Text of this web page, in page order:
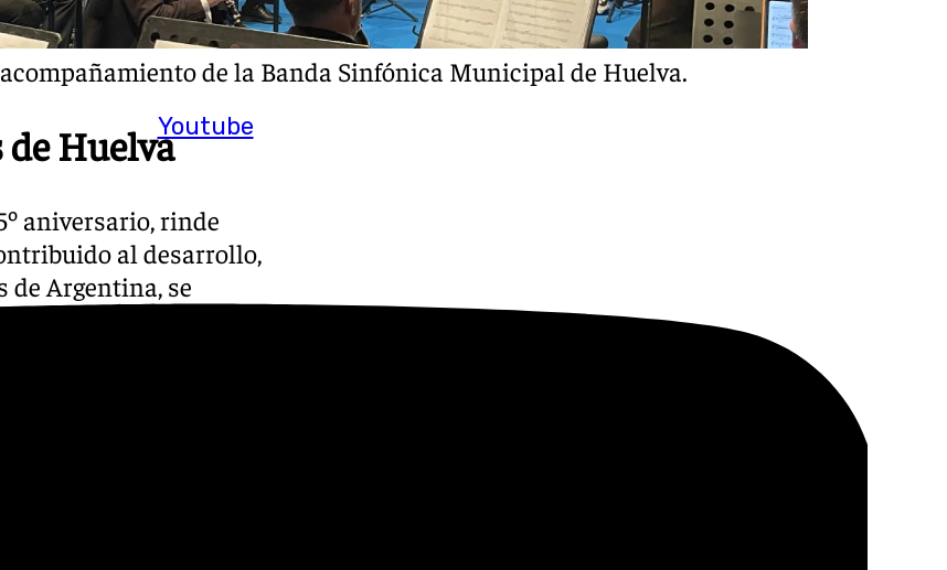
Youtube
de la Banda Sinfónica Municipal de Huelva.
de Huelva
aniversario, rinde
al desarrollo,
de Argentina, se
póstumo, así como
Medallas de Huelva,
social,